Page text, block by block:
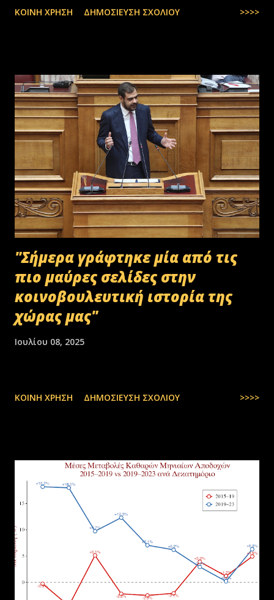
εστάλη προς ανακύκλωση στις 10-07-2025 στην Θεσσαλονίκη,
αποστολή των Πινάκων αρχείων Καταστρεπτέων Υλικών της ΠΔ
Μακεδονίας-Θράκης και ολοκληρώθηκε με το υπ.αρ.πρωτ.
23412/02-07-2025 έγγραφο της ΑΑΔΕ και το από 10-07-2025
πρωτόκολλο παράδοσης υλικών μεταξύ της ΑΑΔΕ-Γενική Δ/νση
Τελωνείων-Τμήμα Διαχείρισης Δημόσιου Υλικού και της
συνεργαζόμενης με αυτήν εταιρείας ανακύκλωσης. Διευκρινίζεται ότι
στο αρχείο αυτό δεν συμπεριλαμβάνονταν αρχειακό υλικό που είχε
κοινοποιηθεί ότι ελέγχεται και στο ψηφιακό αρχείο του ΟΠΕΚΕΠ...
ΚΟΙΝΉ ΧΡΉΣΗ ΔΗΜΟΣΊΕΥΣΗ ΣΧΟΛΊΟΥ >>>>
"Σήμερα γράφτηκε μία από τις
πιο μαύρες σελίδες στην
κοινοβουλευτική ιστορία της
χώρας μας"
Ιουλίου 08, 2025
ΚΟΙΝΉ ΧΡΉΣΗ ΔΗΜΟΣΊΕΥΣΗ ΣΧΟΛΊΟΥ >>>>